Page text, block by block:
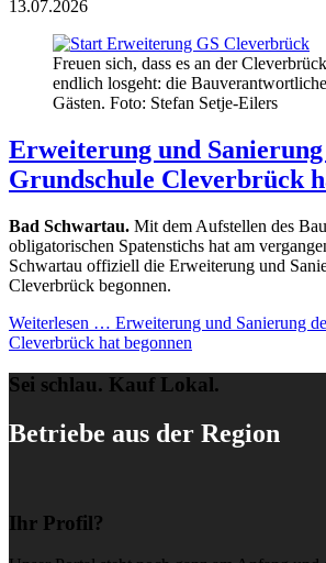
13.07.2026
Freuen sich, dass es an der
endlich losgeht: die
Gästen. Foto: Stefan Setje-Eilers
Erweiterung und
Grundschule Cleverbrück
Bad Schwartau. Mit dem Aufstellen des
obligatorischen Spatenstichs hat am
Schwartau offiziell die Erweiterung und
Cleverbrück begonnen.
Weiterlesen … Erweiterung und Sanierung
Cleverbrück hat begonnen
Sei schlau. Kauf Lokal.
Betriebe aus der Region
Ihr Profil?